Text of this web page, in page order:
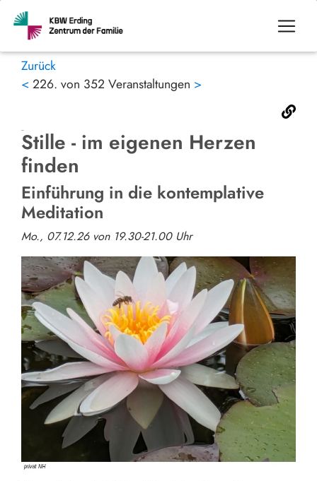
Zurück
< 226. von 352 Veranstaltungen >
Stille - im eigenen Herzen
finden
Einführung in die kontemplative
Meditation
Mo., 07.12.26 von 19.30-21.00 Uhr